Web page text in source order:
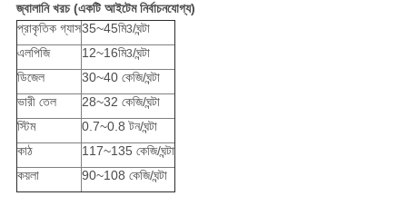
জ্বালানি খরচ (একটি আইটেম নির্বাচনযোগ্য)
প্রাকৃতিক গ্যাস35~45মি3/ঘন্টা
এলপিজি
12~16মি3/ঘন্টা
ডিজেল
30~40 কেজি/ঘন্টা
ভারী তেল
28~32 কেজি/ঘন্টা
স্টিম
0.7~0.8 টন/ঘন্টা
কাঠ
117~135 কেজি/ঘন্টা
কয়লা
90~108 কেজি/ঘন্টা